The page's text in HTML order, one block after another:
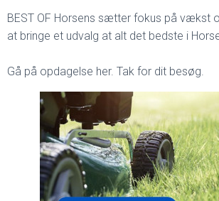
BEST OF Horsens sætter fokus på vækst
at bringe et udvalg at alt det bedste i
Gå på opdagelse her. Tak for dit besøg.